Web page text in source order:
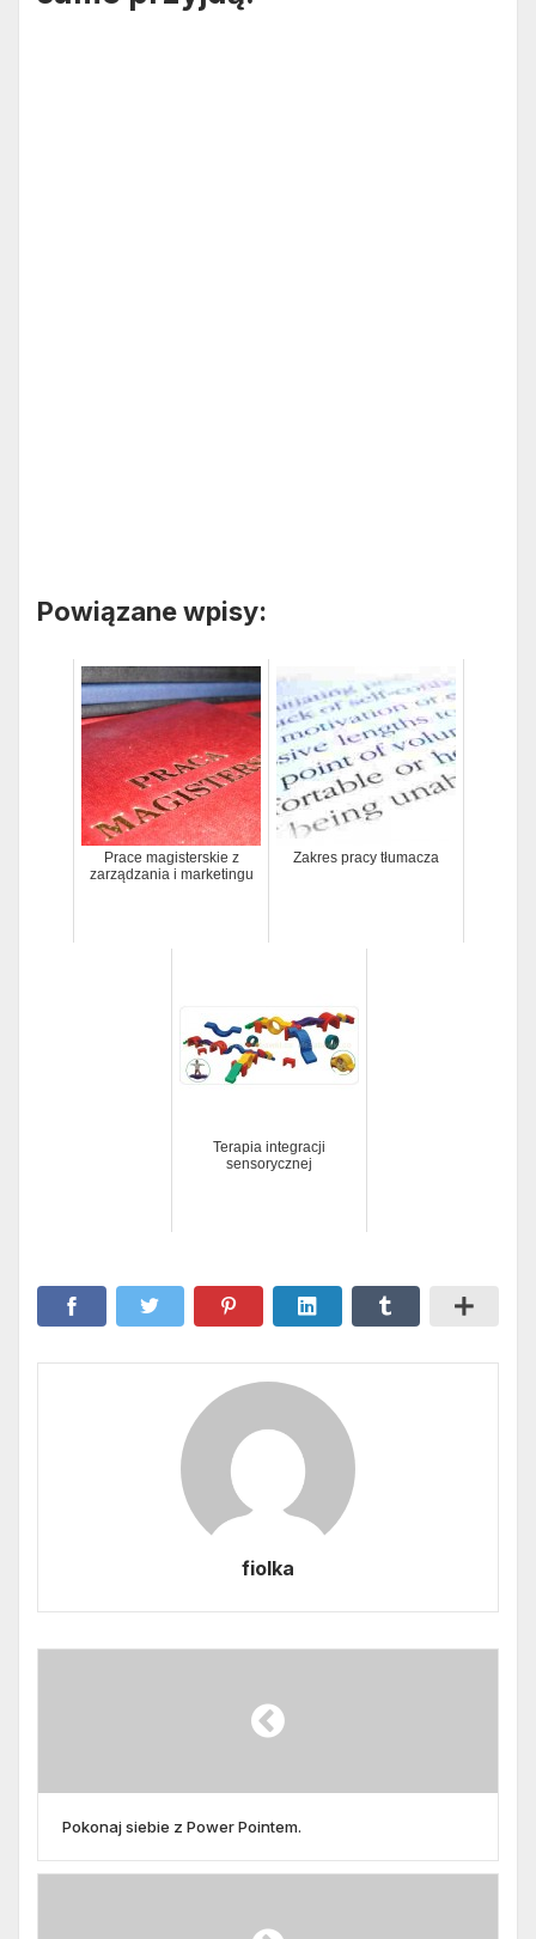
Powiązane wpisy:
Prace magisterskie z
zarządzania i marketingu
Zakres pracy tłumacza
Terapia integracji
sensorycznej
fiolka
Pokonaj siebie z Power Pointem.